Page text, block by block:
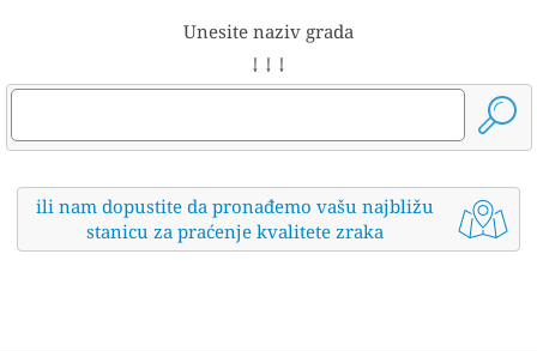
Unesite naziv grada
↓ ↓ ↓
ili nam dopustite da pronađemo vašu najbližu
stanicu za praćenje kvalitete zraka